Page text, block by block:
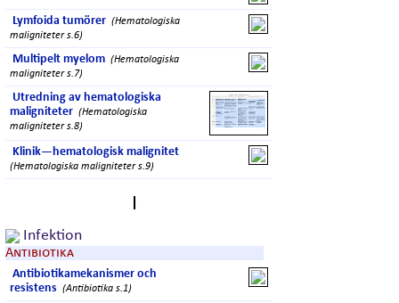
Lymfoida tumörer (Hematologiska
maligniteter s.6)
Multipelt myelom (Hematologiska
maligniteter s.7)
Utredning av hematologiska
maligniteter (Hematologiska
maligniteter s.8)
Klinik—hematologisk malignitet
(Hematologiska maligniteter s.9)
I
Infektion
Antibiotika
Antibiotikamekanismer och
resistens (Antibiotika s.1)